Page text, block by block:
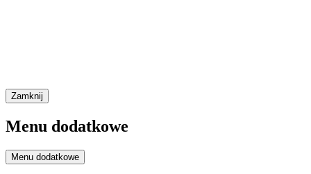
Zamknij
Menu dodatkowe
Menu dodatkowe